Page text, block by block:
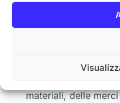
Essendo questa
per avere un lavoro
utilizzano proprio le
materiali, delle